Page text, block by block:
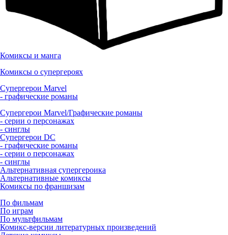
Комиксы и манга
Комиксы о супергероях
Супергерои Marvel
- графические романы
Супергерои Marvel/Графические романы
- серии о персонажах
- синглы
Супергерои DC
- графические романы
- серии о персонажах
- синглы
Альтернативная супергероика
Альтернативные комиксы
Комиксы по франшизам
По фильмам
По играм
По мультфильмам
Комикс-версии литературных произведений